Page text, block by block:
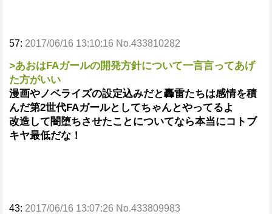
57: 2017/06/16 13:10:16 No.433810282
>あおはFAガールの開発方針について一言言ってあげ
た方がいい
漫画やノベライズの設定込みだと轟雷たちは感情を積
んだ第2世代FAガールとしてちゃんとやってるよ
改造して闇堕ちさせたことについてなら本当にコトブ
キヤ最低だな！
43: 2017/06/16 13:07:26 No.433809983